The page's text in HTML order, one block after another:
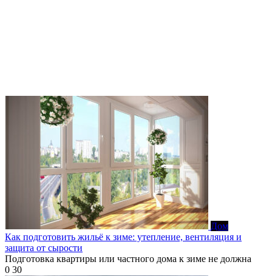
Дом
Как подготовить жильё к зиме: утепление, вентиляция и
защита от сырости
Подготовка квартиры или частного дома к зиме не должна
0 30